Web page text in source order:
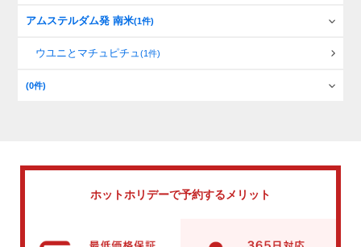
アムステルダム発 南米(1件)
ウユニとマチュピチュ(1件)
(0件)
ホットホリデーで予約するメリット